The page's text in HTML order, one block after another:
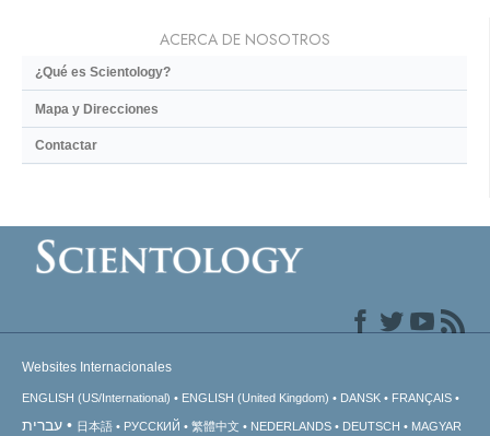
ACERCA DE NOSOTROS
¿Qué es Scientology?
Mapa y Direcciones
Contactar
Websites Internacionales
ENGLISH (US/International) ENGLISH (United Kingdom) DANSK FRANÇAIS
עברית 日本語 РУССКИЙ 繁體中文 NEDERLANDS DEUTSCH MAGYAR